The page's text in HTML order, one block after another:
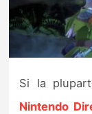
Tests et
Tests
Si la
Nintendo